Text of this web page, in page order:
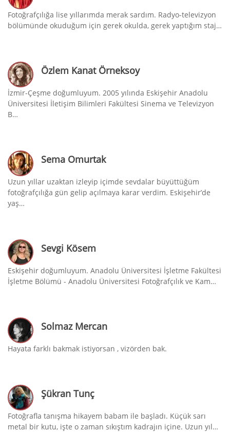
Fotoğrafçılığa lise yıllarımda merak sardım. Radyo-televizyon
bölümünde okuduğum için gerek okulda, gerek yaptığım staj…
Özlem Kanat Örneksoy
İzmir-Çeşme doğumluyum. 2005 yılında Eskişehir Anadolu
Üniversitesi İletişim Bilimleri Fakültesi Sinema ve Televizyon
B…
Sema Omurtak
Uzun yıllar uzaktan izleyip içimde sevdalar büyüttüğüm
fotoğrafçılığa gün gelip açılmaya karar verdim. Eskişehir’de
yaş…
Sevgi Kösem
Eskişehir doğumluyum. Anadolu Üniversitesi İşletme Fakültesi
İşletme Bölümü - Anadolu Üniversitesi Fotoğrafçılık ve Kam…
Solmaz Mercan
Hayata farklı bakmak istiyorsan , vizörden bak.
Şükran Tunç
Fotoğrafla tanışma hikayem babam ile başladı. Küçük sarı
metal bir kutu, işte o zaman sıkıştım kadrajın içine. Uzun yıl…